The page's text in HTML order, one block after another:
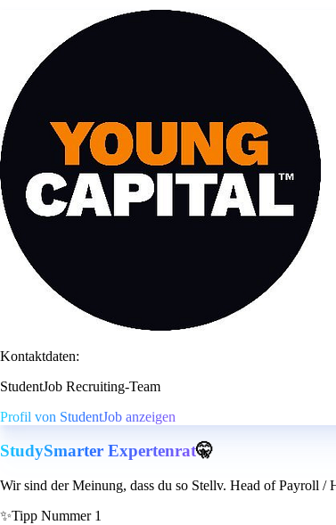
Kontaktdaten:
StudentJob Recruiting-Team
Profil von StudentJob anzeigen
StudySmarter Expertenrat🤫
Wir sind der Meinung, dass du so Stellv. Head of Payroll /
✨Tipp Nummer 1